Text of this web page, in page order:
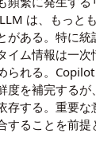
は、もっと
がある。特に統
イム情報は一
られる。
度を補完するが
存する。重要な
することを前